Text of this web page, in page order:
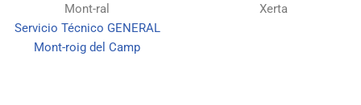
Mont-ral
Servicio Técnico GENERAL
Mont-roig del Camp
Xerta